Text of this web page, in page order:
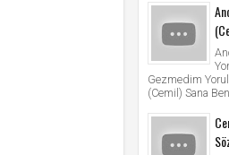
Gezmedim
(Cemil) Sana